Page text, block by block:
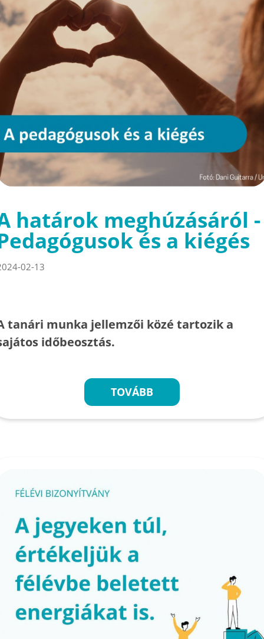
határok meghúzásáról -
és a kiégés
02-13
tanári munka jellemzői közé tartozik a
időbeosztás.
TOVÁBB